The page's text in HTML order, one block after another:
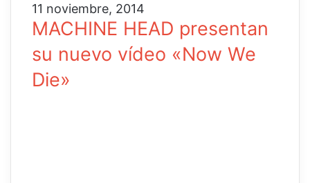
11 noviembre, 2014
MACHINE HEAD presentan
su nuevo vídeo «Now We
Die»